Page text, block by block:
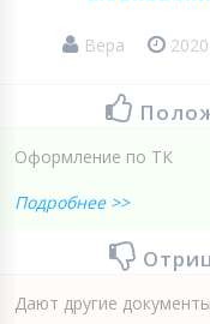
Вера
Оформление по ТК
Подробнее >>
Дают другие